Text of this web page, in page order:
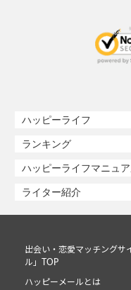
ハッピーライフ
ランキング
ハッピーライフマニュ
ライター紹介
出会い・恋愛マッチングサ
ル」TOP
ハッピーメールとは